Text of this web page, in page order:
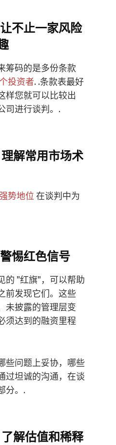
不止一家风险
筹码的是多份条款
投资者. .条款表最好
样您就可以比较出
司进行谈判。.
解常用市场术
强势地位 在谈判中为
惕红色信号
的 "红旗"，可以帮助
前发现它们。这些
未披露的管理层变
须达到的融资里程
些问题上妥协，哪些
过坦诚的沟通，在谈
分。.
解估值和稀释